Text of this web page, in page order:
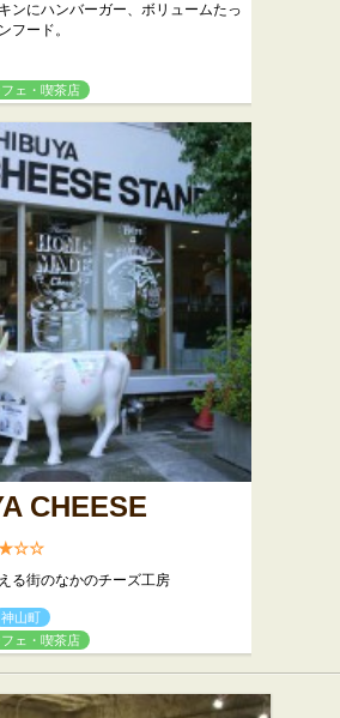
ンにハンバーガー、ボリュームたっ
フード。
フェ・喫茶店
CHEESE
る街のなかのチーズ工房
神山町
フェ・喫茶店